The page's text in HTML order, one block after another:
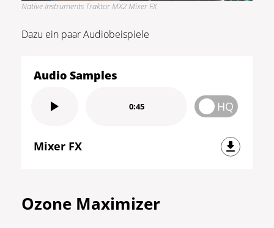
Native Instruments Traktor MX2 Mixer FX
Dazu ein paar Audiobeispiele
Audio Samples
0:45 HQ
Mixer FX
Ozone Maximizer